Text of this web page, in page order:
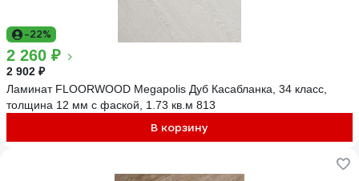
-22%
2 260 ₽
2 902 ₽
Ламинат FLOORWOOD Megapolis Дуб Касабланка, 34 класс,
толщина 12 мм с фаской, 1.73 кв.м 813
В корзину